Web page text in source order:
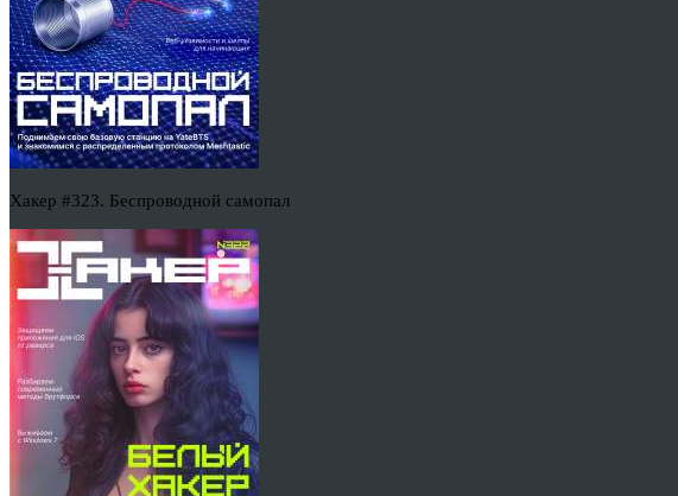
Хакер #323. Беспроводной самопал